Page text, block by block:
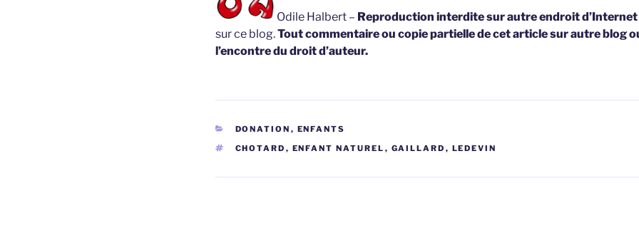
Odile Halbert – Reproduction interdite sur autre endroit d’Internet
sur ce blog.Tout commentaire ou copie partielle de cet article sur autre blog
l’encontre du droit d’auteur.
CATÉGORIES
DONATION , ENFANTS
ÉTIQUETTES
CHOTARD , ENFANT NATUREL , GAILLARD , LEDEVIN